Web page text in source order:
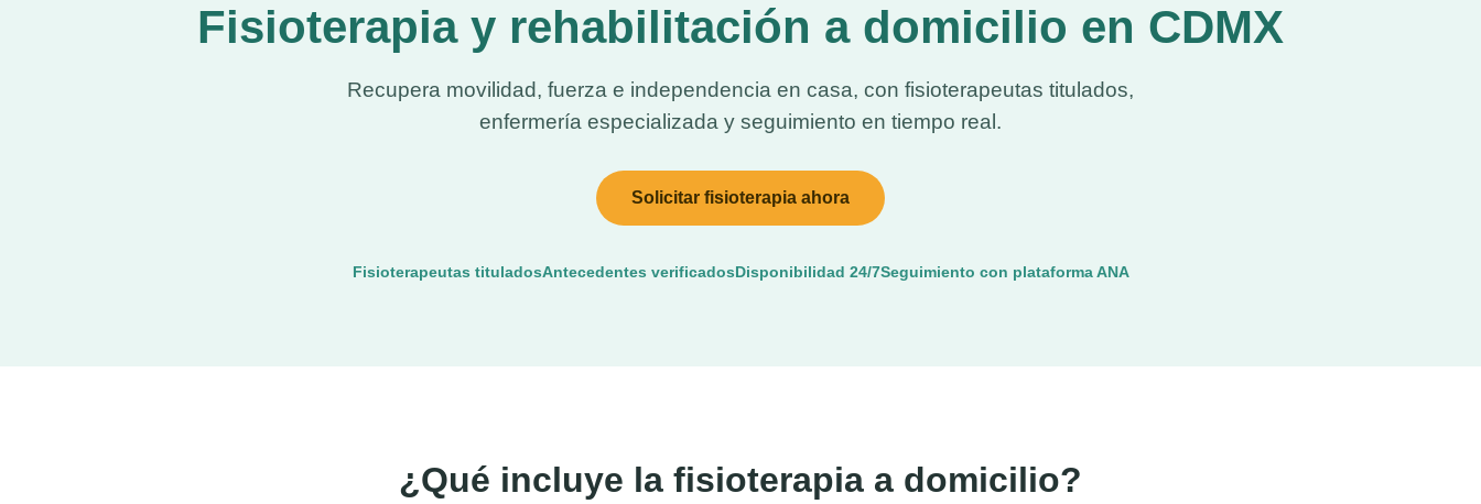
Fisioterapia y rehabilitación a domicilio en CDMX
Recupera movilidad, fuerza e independencia en casa, con fisioterapeutas titulados,
enfermería especializada y seguimiento en tiempo real.
Solicitar fisioterapia ahora
Fisioterapeutas tituladosAntecedentes verificadosDisponibilidad 24/7Seguimiento con plataforma ANA
¿Qué incluye la fisioterapia a domicilio?